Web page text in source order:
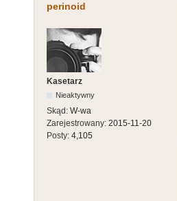
perinoid
Kasetarz
Nieaktywny
Skąd: W-wa
Zarejestrowany: 2015-11-20
Posty: 4,105